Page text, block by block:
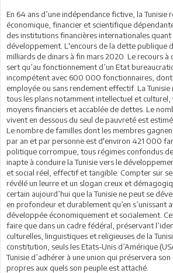
En 64 ans d’une indépendance fictive, la Tunisie
économique, financier et scientifique
des institutions financières internationales quant
développement. L'encours de la dette publique
milliards de dinars à fin mars 2020. Le recours à
sert qu’au fonctionnement d’un Etat
incompétent avec 600 000 fonctionnaires,
employée ou sans rendement effectif. La
tous les plans notamment intellectuel et culturel,
moyens financiers et accablée de dettes. Le
vivent en dessous du seul de pauvreté est
Le nombre de familles dont les membres
par an et par personne est d'environ 421 000
politique corrompue, tous régimes confondus
inapte à conduire la Tunisie vers le
et social réel, effectif et tangible. Compter sur
révélé un leurre et un slogan creux et
certain aujourd’hui que la Tunisie ne peut se
en profondeur et durablement qu’en s’unissant
développée économiquement et socialement.
faire que dans un cadre fédéral, préservant
culturelles, linguistiques et religieuses de la
constitution, seuls les Etats-Unis d’Amérique
Tunisie d’adhérer à une union qui préservera
propres aux quels son peuple est attaché.